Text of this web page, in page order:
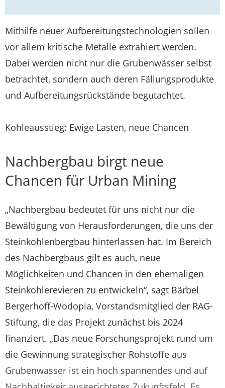
Mithilfe neuer Aufbereitungstechnologien sollen
vor allem kritische Metalle extrahiert werden.
Dabei werden nicht nur die Grubenwässer selbst
betrachtet, sondern auch deren Fällungsprodukte
und Aufbereitungsrückstände begutachtet.
Kohleausstieg: Ewige Lasten, neue Chancen
Nachbergbau birgt neue
Chancen für Urban Mining
„Nachbergbau bedeutet für uns nicht nur die
Bewältigung von Herausforderungen, die uns der
Steinkohlenbergbau hinterlassen hat. Im Bereich
des Nachbergbaus gilt es auch, neue
Möglichkeiten und Chancen in den ehemaligen
Steinkohlerevieren zu entwickeln“, sagt Bärbel
Bergerhoff-Wodopia, Vorstandsmitglied der RAG-
Stiftung, die das Projekt zunächst bis 2024
finanziert. „Das neue Forschungsprojekt rund um
die Gewinnung strategischer Rohstoffe aus
Grubenwasser ist ein hoch spannendes und auf